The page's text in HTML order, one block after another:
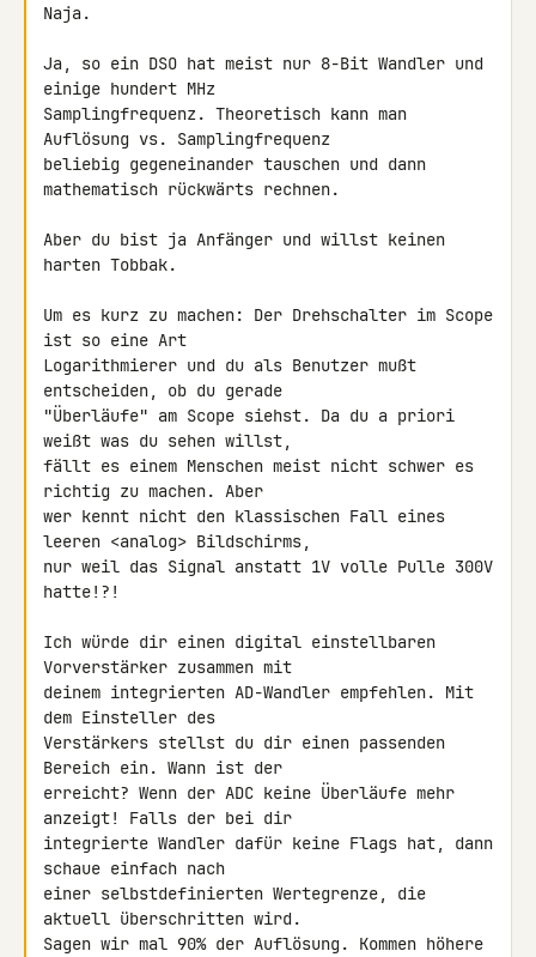
Naja.
Ja, so ein DSO hat meist nur 8-Bit Wandler und
einige hundert MHz
Samplingfrequenz. Theoretisch kann man
Auflösung vs. Samplingfrequenz
beliebig gegeneinander tauschen und dann
mathematisch rückwärts rechnen.
Aber du bist ja Anfänger und willst keinen
harten Tobbak.
Um es kurz zu machen: Der Drehschalter im Scope
ist so eine Art
Logarithmierer und du als Benutzer mußt
entscheiden, ob du gerade
"Überläufe" am Scope siehst. Da du a priori
weißt was du sehen willst,
fällt es einem Menschen meist nicht schwer es
richtig zu machen. Aber
wer kennt nicht den klassischen Fall eines
leeren <analog> Bildschirms,
nur weil das Signal anstatt 1V volle Pulle 300V
hatte!?!
Ich würde dir einen digital einstellbaren
Vorverstärker zusammen mit
deinem integrierten AD-Wandler empfehlen. Mit
dem Einsteller des
Verstärkers stellst du dir einen passenden
Bereich ein. Wann ist der
erreicht? Wenn der ADC keine Überläufe mehr
anzeigt! Falls der bei dir
integrierte Wandler dafür keine Flags hat, dann
schaue einfach nach
einer selbstdefinierten Wertegrenze, die
aktuell überschritten wird.
Sagen wir mal 90% der Auflösung. Kommen höhere